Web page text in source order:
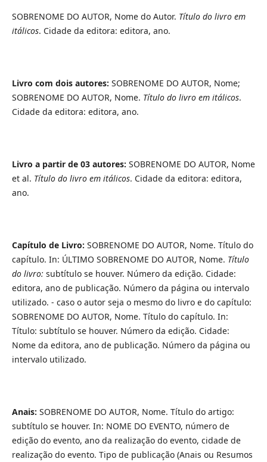
SOBRENOME DO AUTOR, Nome do Autor. Título do livro em
itálicos. Cidade da editora: editora, ano.
Livro com dois autores: SOBRENOME DO AUTOR, Nome;
SOBRENOME DO AUTOR, Nome. Título do livro em itálicos.
Cidade da editora: editora, ano.
Livro a partir de 03 autores: SOBRENOME DO AUTOR, Nome
et al. Título do livro em itálicos. Cidade da editora: editora,
ano.
Capítulo de Livro: SOBRENOME DO AUTOR, Nome. Título do
capítulo. In: ÚLTIMO SOBRENOME DO AUTOR, Nome. Título
do livro: subtítulo se houver. Número da edição. Cidade:
editora, ano de publicação. Número da página ou intervalo
utilizado. - caso o autor seja o mesmo do livro e do capítulo:
SOBRENOME DO AUTOR, Nome. Título do capítulo. In:
Título: subtítulo se houver. Número da edição. Cidade:
Nome da editora, ano de publicação. Número da página ou
intervalo utilizado.
Anais: SOBRENOME DO AUTOR, Nome. Título do artigo:
subtítulo se houver. In: NOME DO EVENTO, número de
edição do evento, ano da realização do evento, cidade de
realização do evento. Tipo de publicação (Anais ou Resumos